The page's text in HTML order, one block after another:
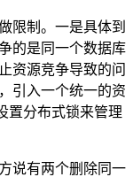
限制。一是具体到
的是同一个数据库
资源竞争导致的问
引入一个统一的资
置分布式锁来管理
说有两个删除同一